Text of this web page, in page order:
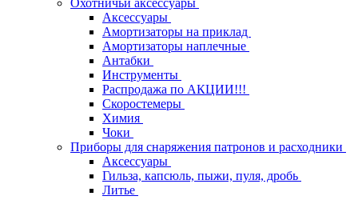
Охотничьи аксессуары
Аксессуары
Амортизаторы на приклад
Амортизаторы наплечные
Антабки
Инструменты
Распродажа по АКЦИИ!!!
Скоростемеры
Химия
Чоки
Приборы для снаряжения патронов и расходники
Аксессуары
Гильза, капсюль, пыжи, пуля, дробь
Литье